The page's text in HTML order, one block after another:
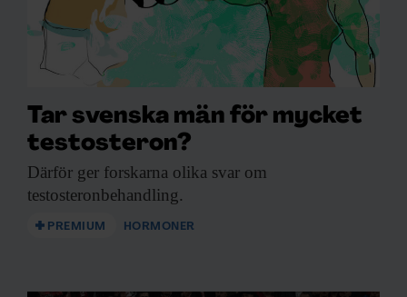
Tar svenska män för mycket
testosteron?
Därför ger forskarna olika svar om
testosteronbehandling.
PREMIUM HORMONER